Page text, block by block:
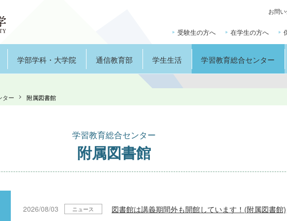
学部学科・大学院 通信教育部 学生生活 学習教育総合センター
受験生の方へ 在学生の方へ
お問
ター 附属図書館
学習教育総合センター
附属図書館
2026/08/03 ニュース 図書館は講義期間外も開館しています！(附属図書館)